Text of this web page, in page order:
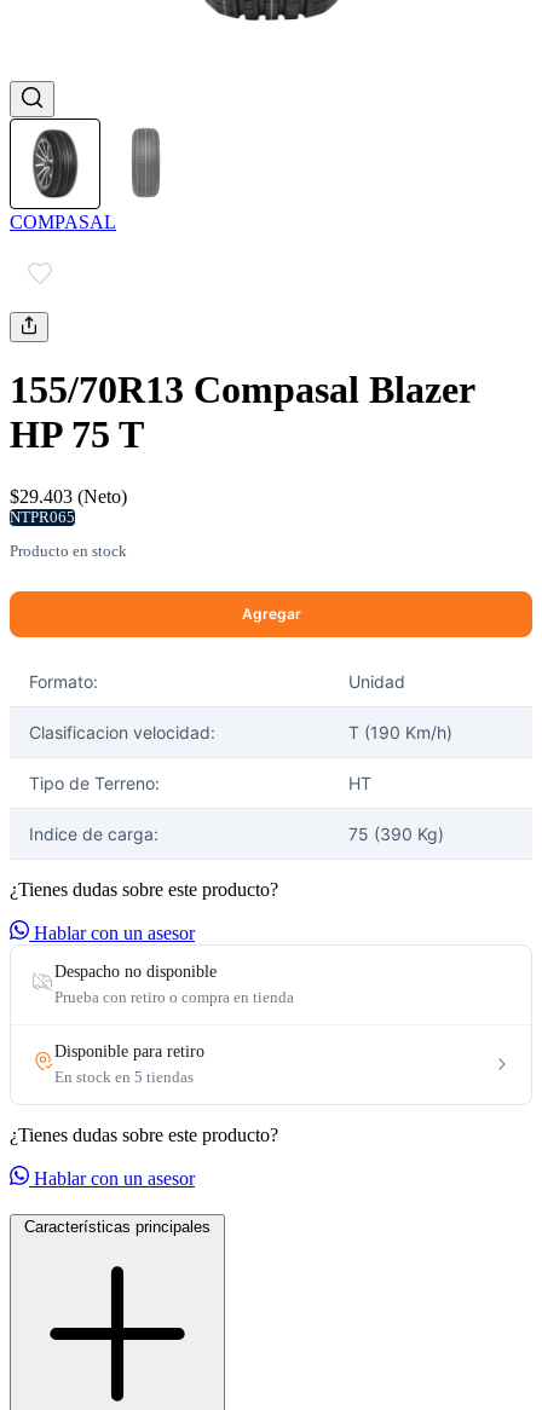
selladores
COMPASAL
155/70R13 Compasal Blazer
HP 75 T
$29.403 (Neto)
NTPR065
Producto en stock
Formato: Unidad
Clasificacion velocidad: T (190 Km/h)
Tipo de Terreno: HT
Indice de carga: 75 (390 Kg)
¿Tienes dudas sobre este producto?
Hablar con un asesor
¿Tienes dudas sobre este producto?
Hablar con un asesor
Características principales